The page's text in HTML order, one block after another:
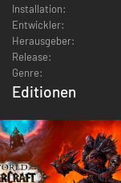
Installation:
Entwickler:
Herausgeber:
Release:
Genre:
Editionen